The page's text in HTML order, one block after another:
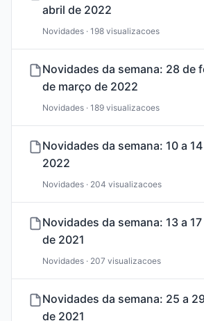
abril de 2022
Novidades · 198 visualizacoes
Novidades da semana: 28 de
de março de 2022
Novidades · 189 visualizacoes
Novidades da semana: 10 a
2022
Novidades · 204 visualizacoes
Novidades da semana: 13 a
de 2021
Novidades · 207 visualizacoes
Novidades da semana: 25 a
de 2021